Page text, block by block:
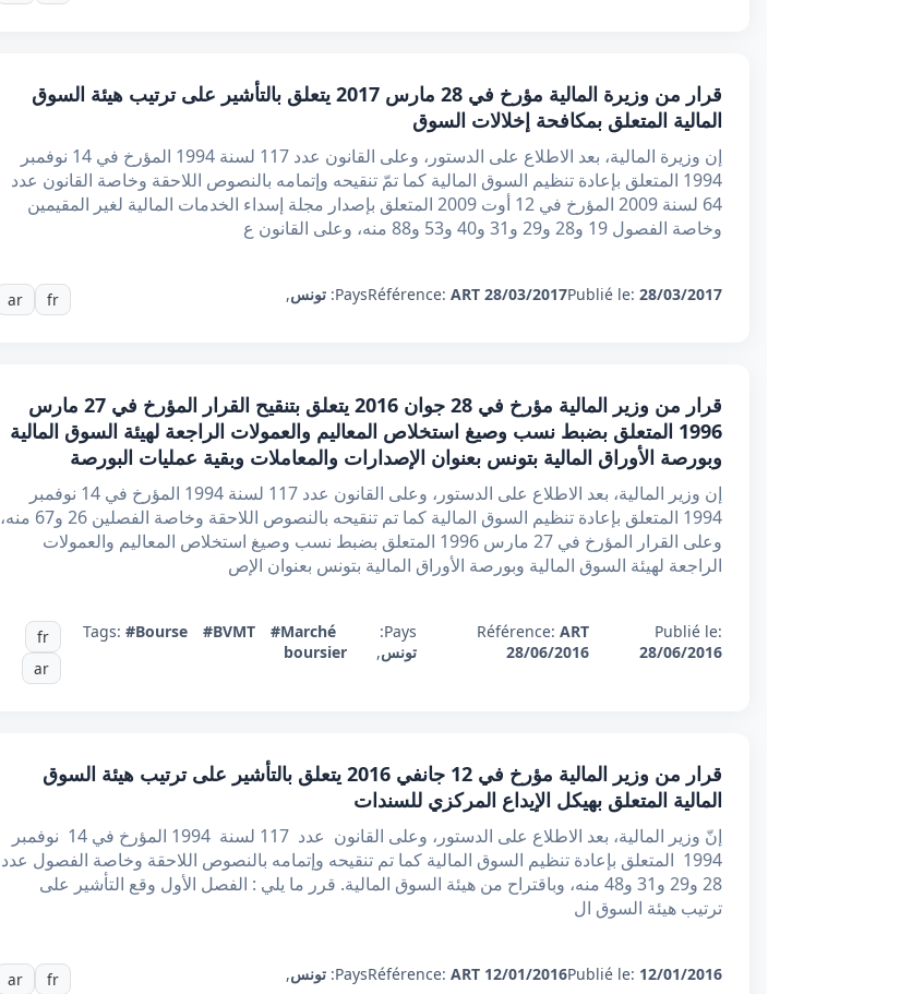
قرار من وزيرة المالية مؤرخ في 28 مارس 2017 يتعلق بالتأشير على ترتيب هيئة السوق
المالية المتعلق بمكافحة إخلالات السوق
إن وزيرة المالية، بعد الاطلاع على الدستور، وعلى القانون عدد 117 لسنة 1994 المؤرخ في 14 نوفمبر
1994 المتعلق بإعادة تنظيم السوق المالية كما تمّ تنقيحه وإتمامه بالنصوص اللاحقة وخاصة القانون عدد
64 لسنة 2009 المؤرخ في 12 أوت 2009 المتعلق بإصدار مجلة إسداء الخدمات المالية لغير المقيمين
وخاصة الفصول 19 و28 و29 و31 و40 و53 و88 منه، وعلى القانون ع
Publié le: 28/03/2017
Référence: ART 28/03/2017
Pays: تونس,
fr
ar
قرار من وزير المالية مؤرخ في 28 جوان 2016 يتعلق بتنقيح القرار المؤرخ في 27 مارس
1996 المتعلق بضبط نسب وصيغ استخلاص المعاليم والعمولات الراجعة لهيئة السوق المالية
وبورصة الأوراق المالية بتونس بعنوان الإصدارات والمعاملات وبقية عمليات البورصة
إن وزير المالية، بعد الاطلاع على الدستور، وعلى القانون عدد 117 لسنة 1994 المؤرخ في 14 نوفمبر
1994 المتعلق بإعادة تنظيم السوق المالية كما تم تنقيحه بالنصوص اللاحقة وخاصة الفصلين 26 و67 منه،
وعلى القرار المؤرخ في 27 مارس 1996 المتعلق بضبط نسب وصيغ استخلاص المعاليم والعمولات
الراجعة لهيئة السوق المالية وبورصة الأوراق المالية بتونس بعنوان الإص
Publié le:
28/06/2016
Référence: ART
28/06/2016
Pays:
تونس,
Tags: #Bourse #BVMT
#Marché
boursier
fr
ar
قرار من وزير المالية مؤرخ في 12 جانفي 2016 يتعلق بالتأشير على ترتيب هيئة السوق
المالية المتعلق بهيكل الإيداع المركزي للسندات
إنّ وزير المالية، بعد الاطلاع على الدستور، وعلى القانون عدد 117 لسنة 1994 المؤرخ في 14 نوفمبر
1994 المتعلق بإعادة تنظيم السوق المالية كما تم تنقيحه وإتمامه بالنصوص اللاحقة وخاصة الفصول عدد
28 و29 و31 و48 منه، وباقتراح من هيئة السوق المالية. قرر ما يلي : الفصل الأول وقع التأشير على
ترتيب هيئة السوق ال
Publié le: 12/01/2016
Référence: ART 12/01/2016
Pays: تونس,
fr
ar